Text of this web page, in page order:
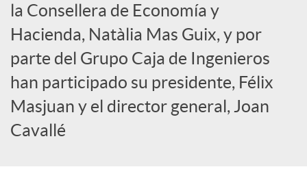
o
c
i
la Consellera de Economía y
Hacienda, Natàlia Mas Guix, y por
parte del Grupo Caja de Ingenieros
han participado su presidente, Félix
Masjuan y el director general, Joan
Cavallé